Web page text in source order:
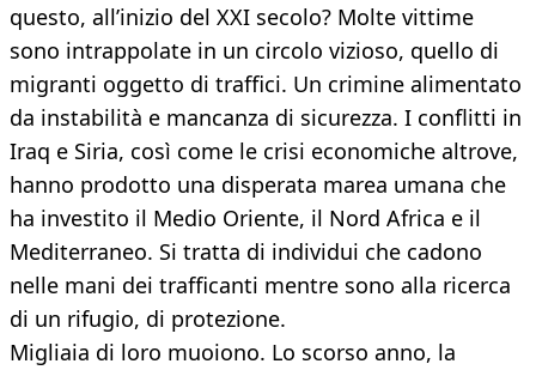
questo, all’inizio del XXI secolo? Molte vittime
sono intrappolate in un circolo vizioso, quello di
migranti oggetto di traffici. Un crimine alimentato
da instabilità e mancanza di sicurezza. I conflitti in
Iraq e Siria, così come le crisi economiche altrove,
hanno prodotto una disperata marea umana che
ha investito il Medio Oriente, il Nord Africa e il
Mediterraneo. Si tratta di individui che cadono
nelle mani dei trafficanti mentre sono alla ricerca
di un rifugio, di protezione.
Migliaia di loro muoiono. Lo scorso anno, la